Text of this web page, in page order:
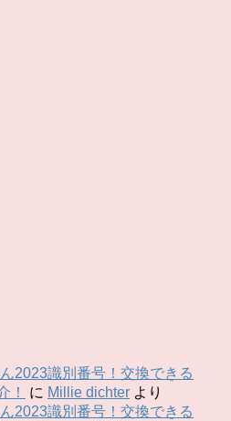
2023識別番号！交換できる
！
に Millie dichter より
2023識別番号！交換できる